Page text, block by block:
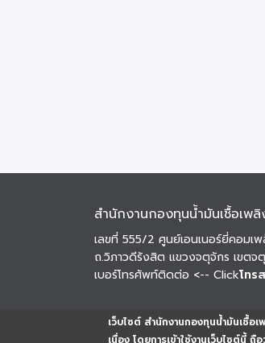
เว็บไซต์ สำนักงานกองทุนน้ำมันเชื้อ
เนื่อง โดยการเข้าใช้งานเว็บไซต์นี้
สำนักงานกองทุนน้ำมันเชื้อเพ
เลขที่ 555/2 ศูนย์เอนเนอร์ยี่คอมเพ
ถ.วิภาวดีรังสิต แขวงจตุจักร เขต
เบอร์โทรศัพท์ติดต่อ <-- Clickโทร